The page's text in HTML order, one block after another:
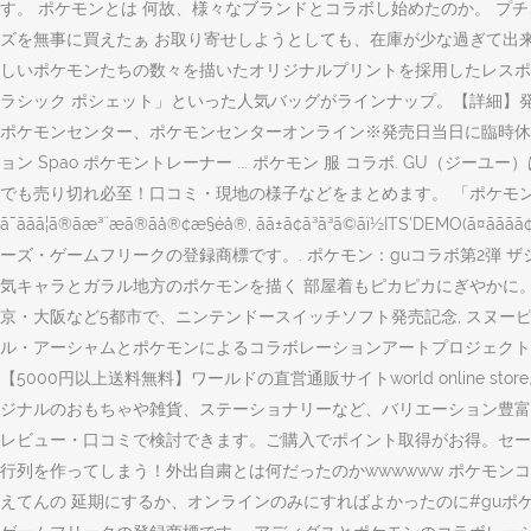
す。 ポケモンとは 何故、様々なブランドとコラボし始めたのか。 プ
ズを無事に買えたぁ お取り寄せしようとしても、在庫が少な過ぎて出来なかった
しいポケモンたちの数々を描いたオリジナルプリントを採用したレ
ラシック ポシェット」といった人気バッグがラインナップ。【詳細
ポケモンセンター、ポケモンセンターオンライン※発売日当日に臨時
ョン Spao ポケモントレーナー ... ポケモン 服 コラボ. GU（ジーユー
でも売り切れ必至！口コミ・現地の様子などをまとめます。 「ポケ
ã¯ããã¦ã®ãæ³¨æã®ãå®¢æ§éå®,
ーズ・ゲームフリークの登録商標です。. ポケモン：guコラボ第2弾
気キャラとガラル地方のポケモンを描く 部屋着もピカピカにぎやか
京・大阪など5都市で、ニンテンドースイッチソフト発売記念, スヌ
ル・アーシャムとポケモンによるコラボレーションアートプロジェ
【5000円以上送料無料】ワールドの直営通販サイトworld online
ジナルのおもちゃや雑貨、ステーショナリーなど、バリエーション
レビュー・口コミで検討できます。ご購入でポイント取得がお得。
行列を作ってしまう！外出自粛とは何だったのかwwwwww ポケモン
えてんの 延期にするか、オンラインのみにすればよかったのに#gu